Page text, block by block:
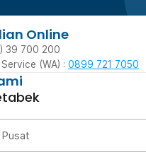
Online
39 700 200
(WA) : 0899 721 7050